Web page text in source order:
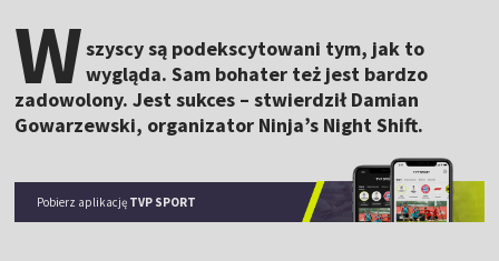
Wszyscy są podekscytowani tym, jak to
wygląda. Sam bohater też jest bardzo
zadowolony. Jest sukces – stwierdził Damian
Gowarzewski, organizator Ninja’s Night Shift.
Pobierz aplikację TVP SPORT